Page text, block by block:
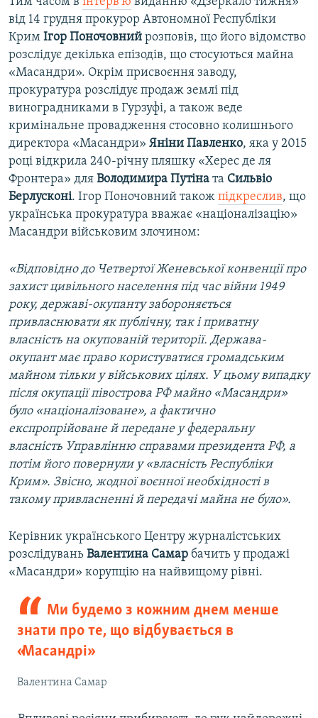
i
d
e
від 14 грудня прокурор Автономної Республіки
Крим Ігор Поночовний розповів, що його відомство
розслідує декілька епізодів, що стосуються майна
«Масандри». Окрім присвоєння заводу,
прокуратура розслідує продаж землі під
виноградниками в Гурзуфі, а також веде
кримінальне провадження стосовно колишнього
директора «Масандри» Яніни Павленко, яка у 2015
році відкрила 240-річну пляшку «Херес де ля
Фронтера» для Володимира Путіна та Сильвіо
Берлусконі. Ігор Поночовний також підкреслив, що
українська прокуратура вважає «націоналізацію»
Масандри військовим злочином:
«Відповідно до Четвертої Женевської конвенції про
захист цивільного населення під час війни 1949
року, державі-окупанту забороняється
привласнювати як публічну, так і приватну
власність на окупованій території. Держава-
окупант має право користуватися громадським
майном тільки у військових цілях. У цьому випадку
після окупації півострова РФ майно «Масандри»
було «націоналізоване», а фактично
експропрійоване й передане у федеральну
власність Управлінню справами президента РФ, а
потім його повернули у «власність Республіки
Крим». Звісно, жодної воєнної необхідності в
такому привласненні й передачі майна не було».
Керівник українського Центру журналістських
розслідувань Валентина Самар бачить у продажі
«Масандри» корупцію на найвищому рівні.
Ми будемо з кожним днем менше
знати про те, що відбувається в
«Масандрі»
Валентина Самар